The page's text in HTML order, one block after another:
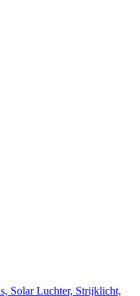
Solar Luchter, Strijklicht,